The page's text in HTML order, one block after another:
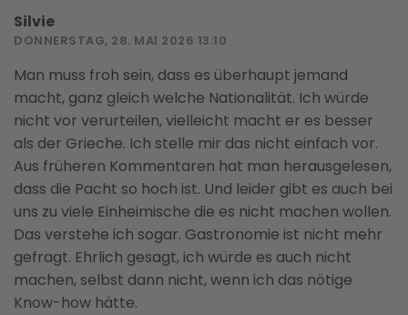
Silvie
DONNERSTAG, 28. MAI 2026 13:10
Man muss froh sein, dass es überhaupt jemand
macht, ganz gleich welche Nationalität. Ich würde
nicht vor verurteilen, vielleicht macht er es besser
als der Grieche. Ich stelle mir das nicht einfach vor.
Aus früheren Kommentaren hat man herausgelesen,
dass die Pacht so hoch ist. Und leider gibt es auch bei
uns zu viele Einheimische die es nicht machen wollen.
Das verstehe ich sogar. Gastronomie ist nicht mehr
gefragt. Ehrlich gesagt, ich würde es auch nicht
machen, selbst dann nicht, wenn ich das nötige
Know-how hätte.